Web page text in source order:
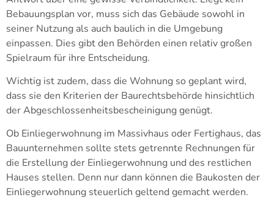
Bebauungsplan vor, muss sich das Gebäude sowohl in
seiner Nutzung als auch baulich in die Umgebung
einpassen. Dies gibt den Behörden einen relativ großen
Spielraum für ihre Entscheidung.
Wichtig ist zudem, dass die Wohnung so geplant wird,
dass sie den Kriterien der Baurechtsbehörde hinsichtlich
der Abgeschlossenheitsbescheinigung genügt.
Ob Einliegerwohnung im Massivhaus oder Fertighaus, das
Bauunternehmen sollte stets getrennte Rechnungen für
die Erstellung der Einliegerwohnung und des restlichen
Hauses stellen. Denn nur dann können die Baukosten der
Einliegerwohnung steuerlich geltend gemacht werden.